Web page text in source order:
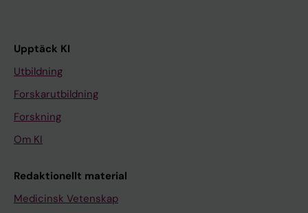
Upptäck KI
Utbildning
Forskarutbildning
Forskning
Om KI
Redaktionellt material
Medicinsk Vetenskap